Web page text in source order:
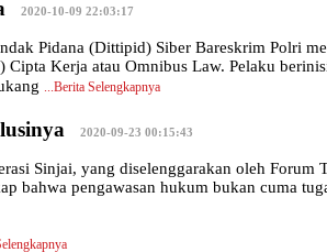
2020-10-09 22:03:17
Pidana (Dittipid) Siber Bareskrim Polri
Kerja atau Omnibus Law. Pelaku
...Berita Selengkapnya
2020-09-23 00:15:43
Sinjai, yang diselenggarakan oleh Forum
bahwa pengawasan hukum bukan cuma